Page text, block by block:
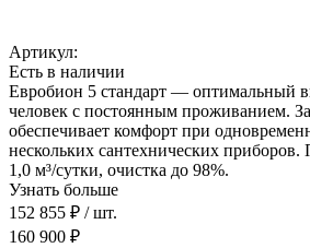
Артикул:
Есть в наличии
Евробион 5 стандарт — оптимальный
человек с постоянным проживанием.
обеспечивает комфорт при
нескольких сантехнических приборов.
1,0 м³/сутки, очистка до 98%.
Узнать больше
152 855 ₽ / шт.
160 900 ₽